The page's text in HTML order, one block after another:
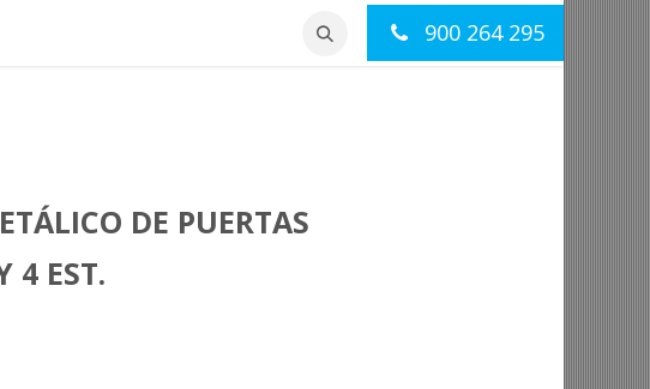
900 264 295
DE PUERTAS
4 EST.